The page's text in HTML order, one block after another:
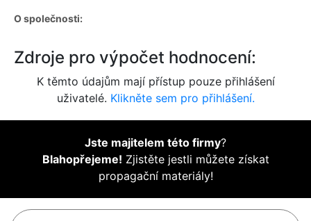
O společnosti:
Zdroje pro výpočet hodnocení:
K těmto údajům mají přístup pouze přihlášení
uživatelé. Klikněte sem pro přihlášení.
Jste majitelem této firmy?
Blahopřejeme! Zjistěte jestli můžete získat
propagační materiály!